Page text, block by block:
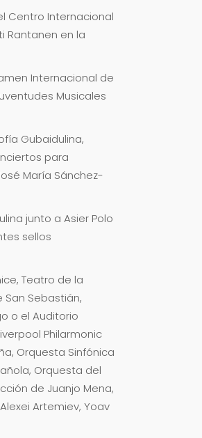
Centro Internacional
Rantanen en la
Internacional de
Musicales
Gubaidulina,
para
María Sánchez-
junto a Asier Polo
sellos
Teatro de la
San Sebastián,
o el Auditorio
Philarmonic
Orquesta Sinfónica
Orquesta del
de Juanjo Mena,
Artemiev, Yoav